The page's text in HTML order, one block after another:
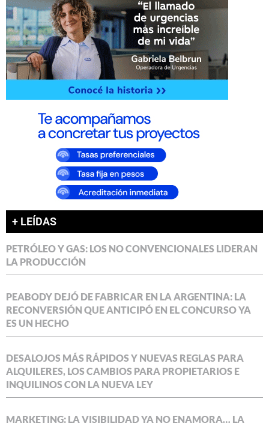
+ LEÍDAS
PETRÓLEO Y GAS: LOS NO CONVENCIONALES LIDERAN
LA PRODUCCIÓN
PEABODY DEJÓ DE FABRICAR EN LA ARGENTINA: LA
RECONVERSIÓN QUE ANTICIPÓ EN EL CONCURSO YA
ES UN HECHO
DESALOJOS MÁS RÁPIDOS Y NUEVAS REGLAS PARA
ALQUILERES, LOS CAMBIOS PARA PROPIETARIOS E
INQUILINOS CON LA NUEVA LEY
MARKETING: LA VISIBILIDAD YA NO ENAMORA… LA